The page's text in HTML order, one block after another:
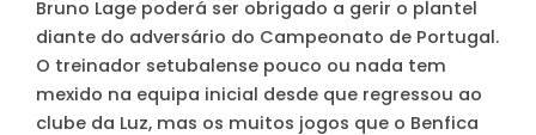
Bruno Lage poderá ser obrigado a gerir o plantel
diante do adversário do Campeonato de Portugal.
O treinador setubalense pouco ou nada tem
mexido na equipa inicial desde que regressou ao
clube da Luz, mas os muitos jogos que o Benfica